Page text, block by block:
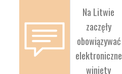
Na Litwie
zaczęły
obowiązywać
elektroniczne
winiety